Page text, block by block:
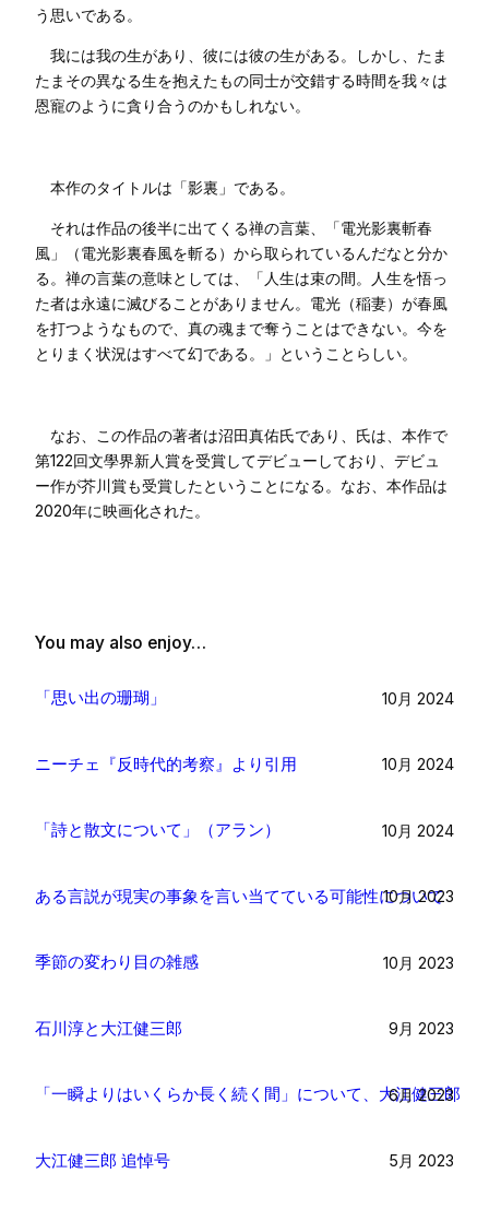
う思いである。
我には我の生があり、彼には彼の生がある。しかし、たま
たまその異なる生を抱えたもの同士が交錯する時間を我々は
恩寵のように貪り合うのかもしれない。
本作のタイトルは「影裏」である。
それは作品の後半に出てくる禅の言葉、「電光影裏斬春
風」（電光影裏春風を斬る）から取られているんだなと分か
る。禅の言葉の意味としては、「人生は束の間。人生を悟っ
た者は永遠に滅びることがありません。電光（稲妻）が春風
を打つようなもので、真の魂まで奪うことはできない。今を
とりまく状況はすべて幻である。」ということらしい。
なお、この作品の著者は沼田真佑氏であり、氏は、本作で
第122回文學界新人賞を受賞してデビューしており、デビュ
ー作が芥川賞も受賞したということになる。なお、本作品は
2020年に映画化された。
You may also enjoy…
「思い出の珊瑚」 10月 2024
ニーチェ『反時代的考察』より引用 10月 2024
「詩と散文について」（アラン） 10月 2024
ある言説が現実の事象を言い当てている可能性について
10月 2023
季節の変わり目の雑感 10月 2023
石川淳と大江健三郎 9月 2023
「一瞬よりはいくらか長く続く間」について、大江健三郎
6月 2023
大江健三郎 追悼号 5月 2023